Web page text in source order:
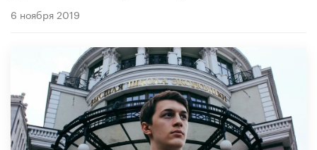
6 ноября 2019